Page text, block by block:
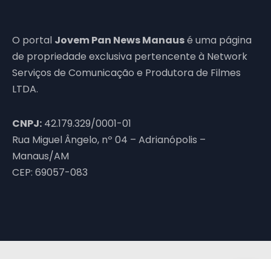
O portal Jovem Pan News Manausé uma página
de propriedade exclusiva pertencente à Network
Serviços de Comunicação e Produtora de Filmes
LTDA.
CNPJ: 42.179.329/0001-01
Rua Miguel Ângelo, nº 04 – Adrianópolis –
Manaus/AM
CEP: 69057-083